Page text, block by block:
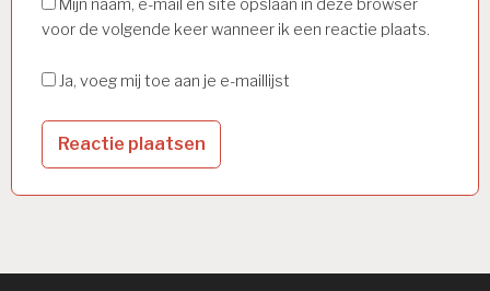
Mijn naam, e-mail en site opslaan in deze browser
voor de volgende keer wanneer ik een reactie plaats.
Ja, voeg mij toe aan je e-maillijst